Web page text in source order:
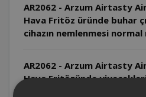
AR2062 - Arzum Airtasty
Hava Fritöz üründe buhar
cihazın nemlenmesi normal
AR2062 - Arzum Airtasty
Hava Fritözünde yiyecekleri